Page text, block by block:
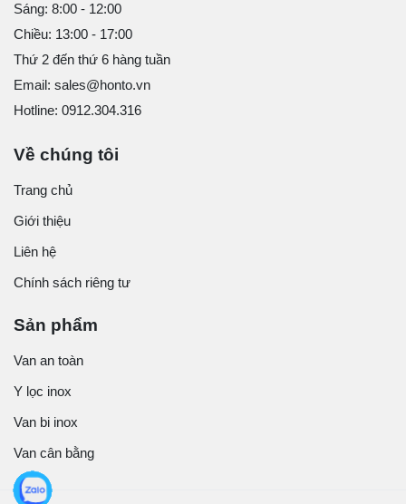
Sáng: 8:00 - 12:00
Chiều: 13:00 - 17:00
Thứ 2 đến thứ 6 hàng tuần
Email: sales@honto.vn
Hotline: 0912.304.316
Về chúng tôi
Trang chủ
Giới thiệu
Liên hệ
Chính sách riêng tư
Sản phẩm
Van an toàn
Y lọc inox
Van bi inox
Van cân bằng